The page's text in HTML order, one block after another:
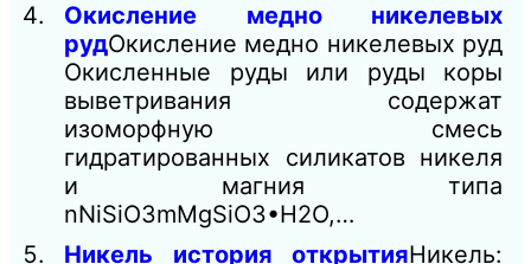
Окисление медно никелевых
рудОкисление медно никелевых руд
Окисленные руды или руды коры
выветривания содержат
изоморфную смесь
гидратированных силикатов никеля
и магния типа
nNiSiO3mMgSiO3•H2O,…
Никель история открытияНикель: